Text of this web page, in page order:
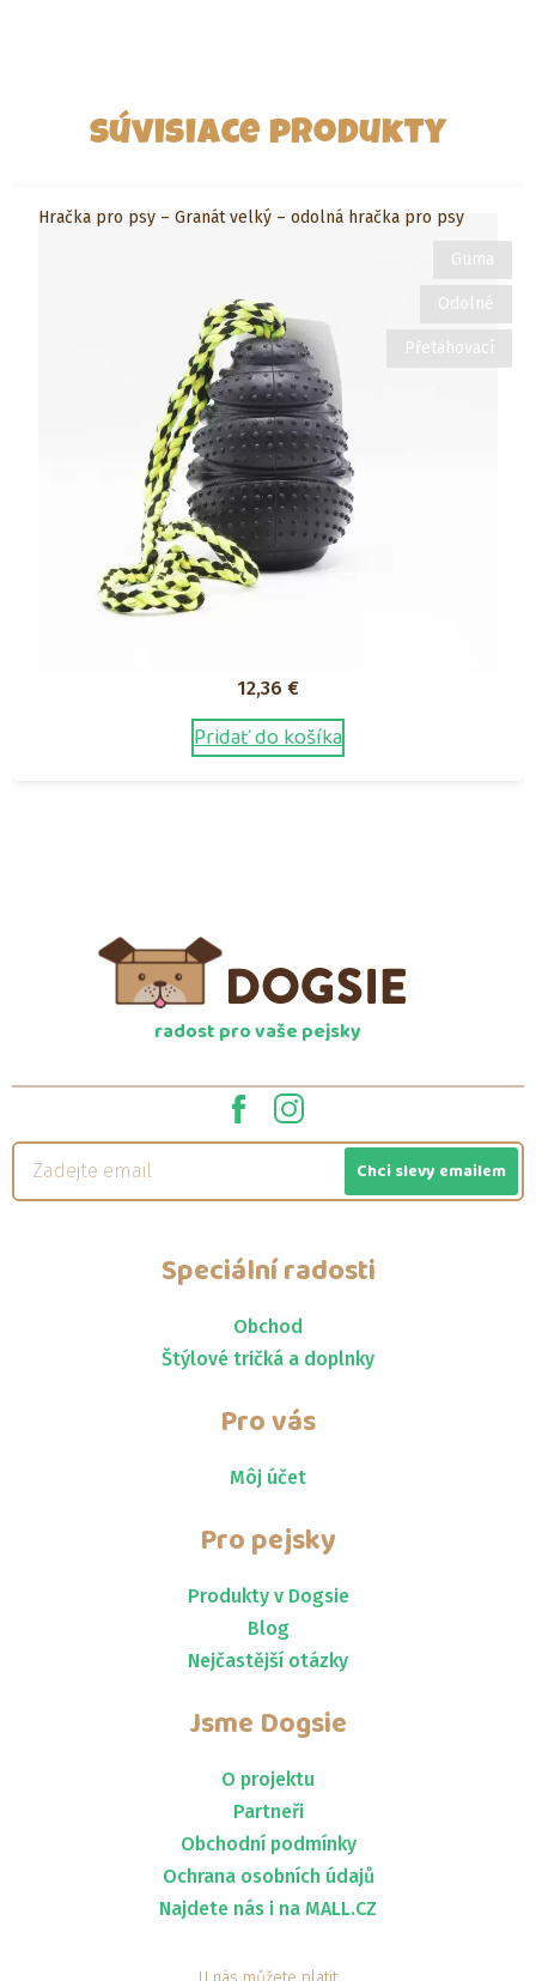
Súvisiace produkty
Guma
Odolné
Přetahovací
Hračka pro psy – Granát velký – odolná hračka pro psy
12,36 €
Pridať do košíka
radost pro vaše pejsky
Chci slevy emailem
Speciální radosti
Obchod
Štýlové tričká a doplnky
Pro vás
Môj účet
Pro pejsky
Produkty v Dogsie
Blog
Nejčastější otázky
Jsme Dogsie
O projektu
Partneři
Obchodní podmínky
Ochrana osobních údajů
Najdete nás i na MALL.CZ